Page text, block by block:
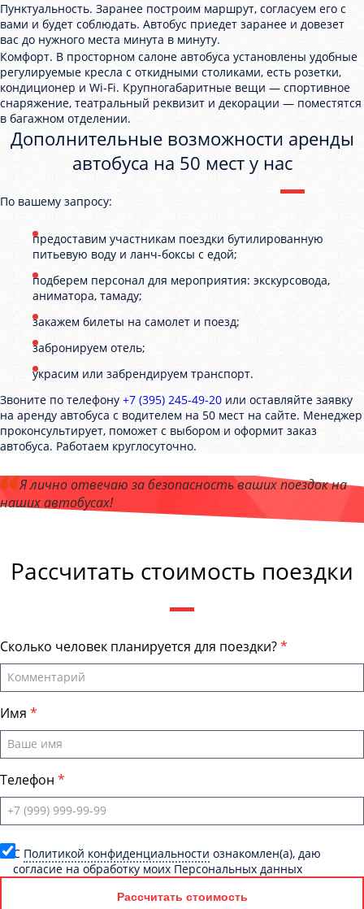
Пунктуальность. Заранее построим маршрут, согласуем его с
вами и будет соблюдать. Автобус приедет заранее и довезет
вас до нужного места минута в минуту.
Комфорт. В просторном салоне автобуса установлены удобные
регулируемые кресла с откидными столиками, есть розетки,
кондиционер и Wi-Fi. Крупногабаритные вещи — спортивное
снаряжение, театральный реквизит и декорации — поместятся
в багажном отделении.
Дополнительные возможности аренды
автобуса на 50 мест у нас
По вашему запросу:
предоставим участникам поездки бутилированную
питьевую воду и ланч-боксы с едой;
подберем персонал для мероприятия: экскурсовода,
аниматора, тамаду;
закажем билеты на самолет и поезд;
забронируем отель;
украсим или забрендируем транспорт.
Звоните по телефону +7 (395) 245-49-20 или оставляйте заявку
на аренду автобуса с водителем на 50 мест на сайте. Менеджер
проконсультирует, поможет с выбором и оформит заказ
автобуса. Работаем круглосуточно.
Я лично отвечаю за безопасность ваших поездок на
наших автобусах!
Рассчитать стоимость поездки
Сколько человек планируется для поездки?
Имя
Телефон
C Политикой конфиденциальности ознакомлен(а), даю
согласие на обработку моих Персональных данных
Рассчитать стоимость